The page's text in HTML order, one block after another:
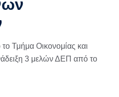
Τμήμα Οικονομίας και
3 μελών ΔΕΠ από το